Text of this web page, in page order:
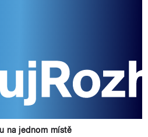
na jednom místě